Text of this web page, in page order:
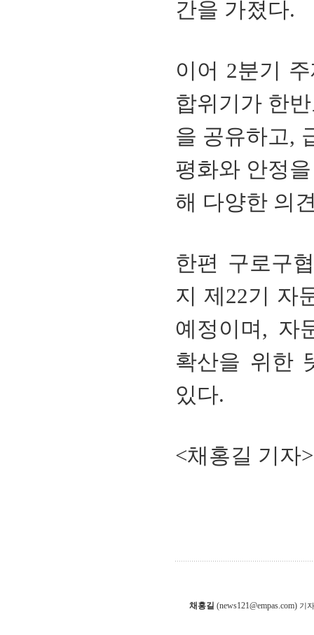
간을 가졌다.
이어 2분기
합위기가 한
을 공유하고,
평화와 안정
해 다양한 의
한편 구로구
지 제22기 자
예정이며, 자
확산을 위한
있다.
<채홍길 기자>
채홍길 (news121@empas.com) 기자